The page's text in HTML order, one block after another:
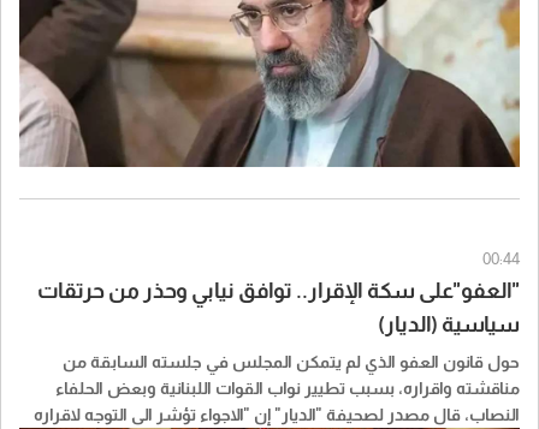
00:44
"العفو"على سكة الإقرار.. توافق نيابي وحذر من حرتقات
سياسية (الديار)
حول قانون العفو الذي لم يتمكن المجلس في جلسته السابقة من
مناقشته واقراره، بسبب تطيير نواب القوات اللبنانية وبعض الحلفاء
النصاب، قال مصدر لصحيفة "الديار" إن "الاجواء تؤشر الى التوجه لاقراره